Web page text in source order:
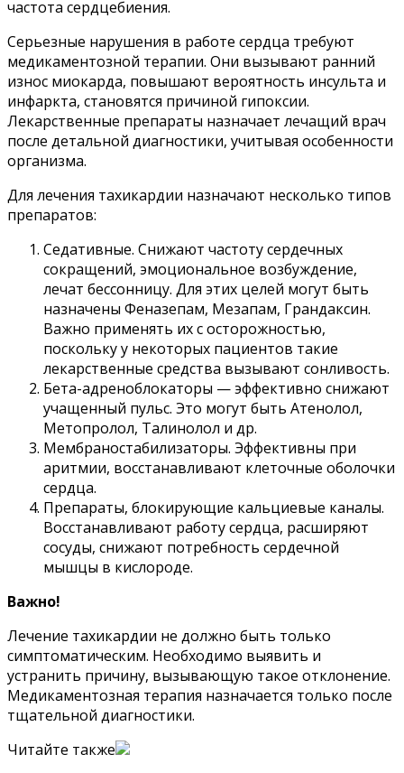
частота сердцебиения.
Серьезные нарушения в работе сердца требуют
медикаментозной терапии. Они вызывают ранний
износ миокарда, повышают вероятность инсульта и
инфаркта, становятся причиной гипоксии.
Лекарственные препараты назначает лечащий врач
после детальной диагностики, учитывая особенности
организма.
Для лечения тахикардии назначают несколько типов
препаратов:
Седативные. Снижают частоту сердечных
сокращений, эмоциональное возбуждение,
лечат бессонницу. Для этих целей могут быть
назначены Феназепам, Мезапам, Грандаксин.
Важно применять их с осторожностью,
поскольку у некоторых пациентов такие
лекарственные средства вызывают сонливость.
Бета-адреноблокаторы — эффективно снижают
учащенный пульс. Это могут быть Атенолол,
Метопролол, Талинолол и др.
Мембраностабилизаторы. Эффективны при
аритмии, восстанавливают клеточные оболочки
сердца.
Препараты, блокирующие кальциевые каналы.
Восстанавливают работу сердца, расширяют
сосуды, снижают потребность сердечной
мышцы в кислороде.
Важно!
Лечение тахикардии не должно быть только
симптоматическим. Необходимо выявить и
устранить причину, вызывающую такое отклонение.
Медикаментозная терапия назначается только после
тщательной диагностики.
Читайте также